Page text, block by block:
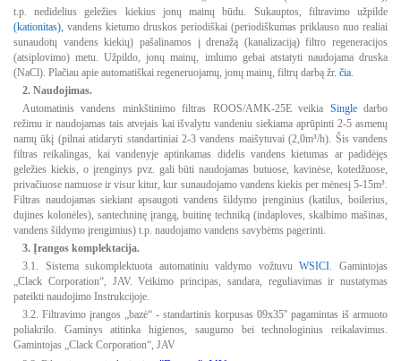
t.p. nedidelius geležies kiekius jonų mainų būdu. Sukauptos, filtravimo užpilde
(kationitas) vandens kietumo druskos periodiškai (periodiškumas priklauso nuo realiai
sunaudotų vandens kiekių) pašalinamos į drenažą (kanalizaciją) filtro regeneracijos
(atsiplovimo) metu. Užpildo, jonų mainų, imlumo gebai atstatyti naudojama druska
(NaCl). Plačiau apie automatiškai regeneruojamų, jonų mainų, filtrų darbą žr. čia
2. Naudojimas.
Automatinis vandens minkštinimo filtras ROOS/AMK-25E veikia Singledarbo
režimu ir naudojamas tais atvejais kai išvalytu vandeniu siekiama aprūpinti 2-5 asmenų
namų ūkį (pilnai atidaryti standartiniai 2-3 vandens maišytuvai (2,0m³/h). Šis vandens
filtras reikalingas, kai vandenyje aptinkamas didelis vandens kietumas ar padidėjęs
geležies kiekis, o įrenginys pvz. gali būti naudojamas butuose, kavinėse, kotedžuose,
privačiuose namuose ir visur kitur, kur sunaudojamo vandens kiekis per mėnesį 5-15m³.
Filtras naudojamas siekiant apsaugoti vandens šildymo įrenginius (katilus, boilerius,
dujines kolonėles), santechninę įrangą, buitinę techniką (indaploves, skalbimo mašinas,
vandens šildymo įrengimius) t.p. naudojamo vandens savybėms pagerinti.
3. Įrangos komplektacija.
3.1. Sistema sukomplektuota automatiniu valdymo vožtuvuWSICI . Gamintojas
„Clack Corporation“, JAV. Veikimo principas, sandara, reguliavimas ir nustatymas
pateikti naudojimo Instrukcijoje.
3.2. Filtravimo įrangos „bazė“ - standartinis korpusas 09x35'' pagamintas iš armuoto
poliakrilo. Gaminys atitinka higienos, saugumo bei technologinius reikalavimus.
Gamintojas „Clack Corporation“, JAV